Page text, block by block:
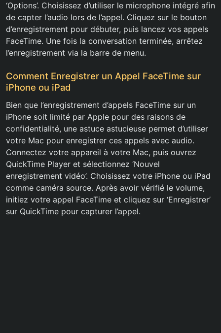
‘Options’. Choisissez d’utiliser le microphone intégré afin
de capter l’audio lors de l’appel. Cliquez sur le bouton
d’enregistrement pour débuter, puis lancez vos appels
FaceTime. Une fois la conversation terminée, arrêtez
l’enregistrement via la barre de menu.
Comment Enregistrer un Appel FaceTime sur
iPhone ou iPad
Bien que l’enregistrement d’appels FaceTime sur un
iPhone soit limité par Apple pour des raisons de
confidentialité, une astuce astucieuse permet d’utiliser
votre Mac pour enregistrer ces appels avec audio.
Connectez votre appareil à votre Mac, puis ouvrez
QuickTime Player et sélectionnez ‘Nouvel
enregistrement vidéo’. Choisissez votre iPhone ou iPad
comme caméra source. Après avoir vérifié le volume,
initiez votre appel FaceTime et cliquez sur ‘Enregistrer’
sur QuickTime pour capturer l’appel.